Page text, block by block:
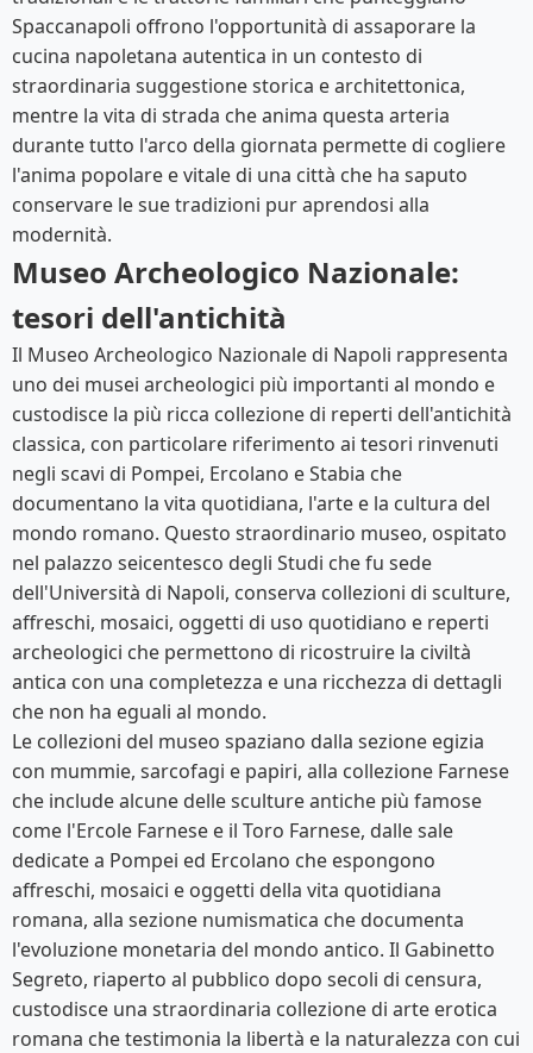
Spaccanapoli offrono l'opportunità di assaporare la
cucina napoletana autentica in un contesto di
straordinaria suggestione storica e architettonica,
mentre la vita di strada che anima questa arteria
durante tutto l'arco della giornata permette di cogliere
l'anima popolare e vitale di una città che ha saputo
conservare le sue tradizioni pur aprendosi alla
modernità.
Museo Archeologico Nazionale:
tesori dell'antichità
Il Museo Archeologico Nazionale di Napoli rappresenta
uno dei musei archeologici più importanti al mondo e
custodisce la più ricca collezione di reperti dell'antichità
classica, con particolare riferimento ai tesori rinvenuti
negli scavi di Pompei, Ercolano e Stabia che
documentano la vita quotidiana, l'arte e la cultura del
mondo romano. Questo straordinario museo, ospitato
nel palazzo seicentesco degli Studi che fu sede
dell'Università di Napoli, conserva collezioni di sculture,
affreschi, mosaici, oggetti di uso quotidiano e reperti
archeologici che permettono di ricostruire la civiltà
antica con una completezza e una ricchezza di dettagli
che non ha eguali al mondo.
Le collezioni del museo spaziano dalla sezione egizia
con mummie, sarcofagi e papiri, alla collezione Farnese
che include alcune delle sculture antiche più famose
come l'Ercole Farnese e il Toro Farnese, dalle sale
dedicate a Pompei ed Ercolano che espongono
affreschi, mosaici e oggetti della vita quotidiana
romana, alla sezione numismatica che documenta
l'evoluzione monetaria del mondo antico. Il Gabinetto
Segreto, riaperto al pubblico dopo secoli di censura,
custodisce una straordinaria collezione di arte erotica
romana che testimonia la libertà e la naturalezza con cui